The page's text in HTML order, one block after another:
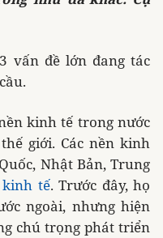
vấn đề lớn đang tác
kinh tế trong nước
giới. Các nền kinh
Nhật Bản, Trung
kinh tế. Trước đây, họ
ngoài, nhưng hiện
chú trọng phát triển